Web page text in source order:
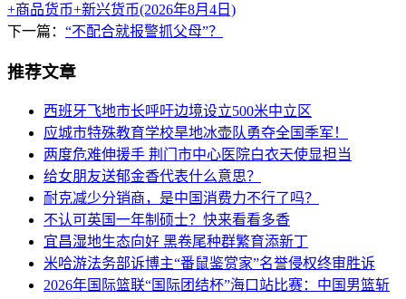
+商品货币+新兴货币(2026年8月4日)
下一篇： “不配合就报警抓父母”？
推荐文章
西班牙飞地市长呼吁边境设立500米中立区
应城市特殊教育学校旱地冰壶队勇夺全国季军！
两度危难伸援手 荆门市中心医院白衣天使显担当
给女朋友送郁金香代表什么意思？
耐克减少分销商，是中国消费力不行了吗？
不认可英国一年制硕士？快来看看多香
宜昌湿地生态向好 黑卷尾种群繁育添新丁
米哈游法务部诉博主“番鼠鉴赏家”名誉侵权终审胜诉
2026年国际篮联“国际团结杯”海口站比赛：中国男篮斩